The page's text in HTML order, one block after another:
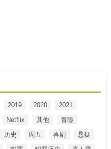
2019 2020
2021
Netflix 其他
冒险
历史 周五 喜剧
悬疑